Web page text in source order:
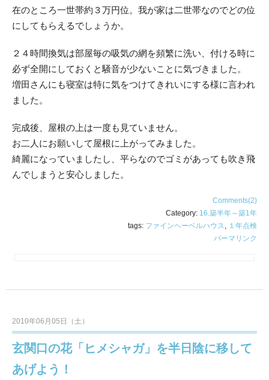
在のところ一世帯約３万円位。我が家は二世帯なのでどの位
にしてもらえるでしょうか。
２４時間換気は部屋毎の吸気の網を頻繁に洗い、付ける時に
必ず全開にしておくと騒音が少ないことに気づきました。
増田さんにも寝室は特に気をつけてきれいにする様に言われ
ました。
完成後、屋根の上は一度も見ていません。
お二人にお願いして屋根に上がってみました。
綺麗になっていましたし、平らなのでゴミがあっても吹き飛
んでしまうと安心しました。
Comments(2)
Category: 16.築半年～築1年
tags: ファインヘーベルハウス, １年点検
パーマリンク
2010年06月05日（土）
玄関口の花「ヒメシャガ」を半日陰に移して
あげよう！